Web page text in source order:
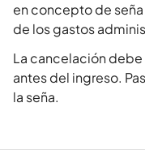
en concepto de
de los gastos
La cancelación debe
antes del ingreso.
la seña.